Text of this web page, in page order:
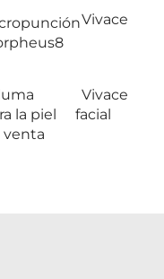
Vivace
la piel
venta
Vivace
facial